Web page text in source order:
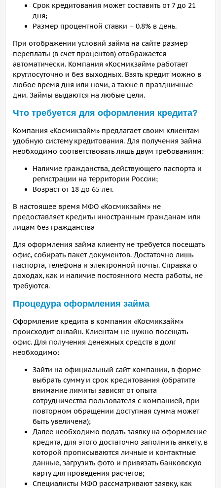
Срок кредитования может составить от 7 до 21
дня;
Размер процентной ставки – 0.8% в день.
При отображении условий займа на сайте размер
переплаты (в счет процентов) отображается
автоматически. Компания «Космикзайм» работает
круглосуточно и без выходных. Взять кредит можно в
любое время дня или ночи, а также в праздничные
дни. Займы выдаются на любые цели.
Что требуется для оформления кредита?
Компания «Космикзайм» предлагает своим клиентам
удобную систему кредитования. Для получения займа
необходимо соответствовать лишь двум требованиям:
Наличие гражданства, действующего паспорта и
регистрации на территории России;
Возраст от 18 до 65 лет.
В настоящее время МФО «Космикзайм» не
предоставляет кредиты иностранным гражданам или
лицам без гражданства
Для оформления займа клиенту не требуется посещать
офис, собирать пакет документов. Достаточно лишь
паспорта, телефона и электронной почты. Справка о
доходах, как и наличие постоянного места работы, не
требуются.
Процедура оформления займа
Оформление кредита в компании «Космикзайм»
происходит онлайн. Клиентам не нужно посещать
офис. Для получения денежных средств в долг
необходимо:
Зайти на официальный сайт компании, в форме
выбрать сумму и срок кредитования (обратите
внимание лимиты зависят от опыта
сотрудничества пользователя с компанией, при
повторном обращении доступная сумма может
быть увеличена);
Далее необходимо подать заявку на оформление
кредита, для этого достаточно заполнить анкету, в
которой прописываются личные и контактные
данные, загрузить фото и привязать банковскую
карту для проведения расчетов;
Специалисты МФО рассматривают заявку, как